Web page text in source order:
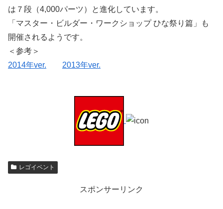
は７段（4,000パーツ）と進化しています。
「マスター・ビルダー・ワークショップ ひな祭り篇」も
開催されるようです。
＜参考＞
2014年ver.
2013年ver.
レゴイベント
スポンサーリンク